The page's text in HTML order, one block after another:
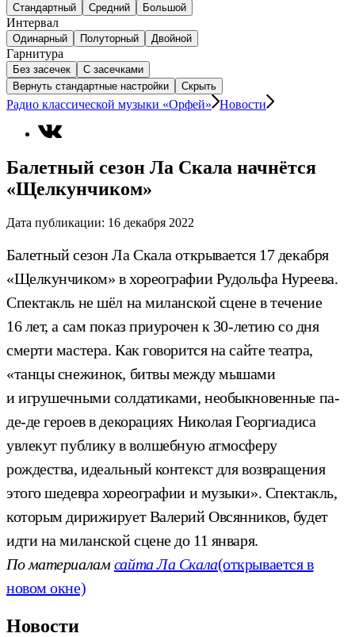
Стандартный Средний Большой
Интервал
Одинарный Полуторный Двойной
Гарнитура
Без засечек
С засечками
Вернуть стандартные настройки
Скрыть
Радио классической музыки «Орфей» Новости
Балетный сезон Ла Скала начнётся
«Щелкунчиком»
Дата публикации: 16 декабря 2022
Балетный сезон Ла Скала открывается 17 декабря
«Щелкунчиком» в хореографии Рудольфа Нуреева.
Спектакль не шёл на миланской сцене в течение
16 лет, а сам показ приурочен к 30-летию со дня
смерти мастера. Как говорится на сайте театра,
«танцы снежинок, битвы между мышами
и игрушечными солдатиками, необыкновенные па-
де-де героев в декорациях Николая Георгиадиса
увлекут публику в волшебную атмосферу
рождества, идеальный контекст для возвращения
этого шедевра хореографии и музыки». Спектакль,
которым дирижирует Валерий Овсянников, будет
идти на миланской сцене до 11 января.
По материаламсайта Ла Скала(открывается в
новом окне)
Новости